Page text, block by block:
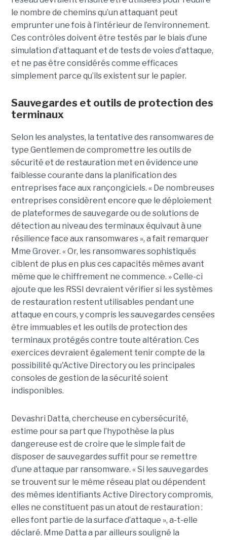
le nombre de chemins qu’un attaquant peut
emprunter une fois à l’intérieur de l’environnement.
Ces contrôles doivent être testés par le biais d’une
simulation d’attaquant et de tests de voies d’attaque,
et ne pas être considérés comme efficaces
simplement parce qu’ils existent sur le papier.
Sauvegardes et outils de protection des
terminaux
Selon les analystes, la tentative des ransomwares de
type Gentlemen de compromettre les outils de
sécurité et de restauration met en évidence une
faiblesse courante dans la planification des
entreprises face aux rançongiciels. « De nombreuses
entreprises considèrent encore que le déploiement
de plateformes de sauvegarde ou de solutions de
détection au niveau des terminaux équivaut à une
résilience face aux ransomwares », a fait remarquer
Mme Grover. « Or, les ransomwares sophistiqués
ciblent de plus en plus ces capacités mêmes avant
même que le chiffrement ne commence. » Celle-ci
ajoute que les RSSI devraient vérifier si les systèmes
de restauration restent utilisables pendant une
attaque en cours, y compris les sauvegardes censées
être immuables et les outils de protection des
terminaux protégés contre toute altération. Ces
exercices devraient également tenir compte de la
possibilité qu'Active Directory ou les principales
consoles de gestion de la sécurité soient
indisponibles.
Devashri Datta, chercheuse en cybersécurité,
estime pour sa part que l’hypothèse la plus
dangereuse est de croire que le simple fait de
disposer de sauvegardes suffit pour se remettre
d’une attaque par ransomware. « Si les sauvegardes
se trouvent sur le même réseau plat ou dépendent
des mêmes identifiants Active Directory compromis,
elles ne constituent pas un atout de restauration :
elles font partie de la surface d’attaque », a-t-elle
déclaré. Mme Datta a par ailleurs souligné la